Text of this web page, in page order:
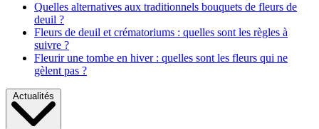
Quelles alternatives aux traditionnels bouquets de fleurs de
deuil ?
Fleurs de deuil et crématoriums : quelles sont les règles à
suivre ?
Fleurir une tombe en hiver : quelles sont les fleurs qui ne
gèlent pas ?
Actualités